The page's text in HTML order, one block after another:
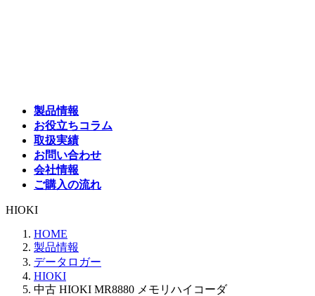
製品情報
お役立ちコラム
取扱実績
お問い合わせ
会社情報
ご購入の流れ
HIOKI
HOME
製品情報
データロガー
HIOKI
中古 HIOKI MR8880 メモリハイコーダ